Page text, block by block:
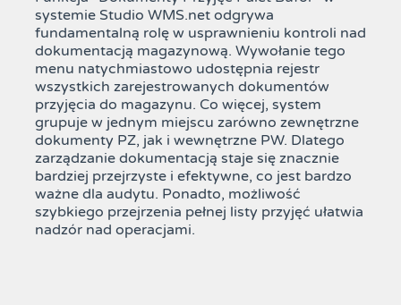
systemie Studio WMS.net odgrywa
fundamentalną rolę w usprawnieniu kontroli nad
dokumentacją magazynową. Wywołanie tego
menu natychmiastowo udostępnia rejestr
wszystkich zarejestrowanych dokumentów
przyjęcia do magazynu. Co więcej, system
grupuje w jednym miejscu zarówno zewnętrzne
dokumenty PZ, jak i wewnętrzne PW. Dlatego
zarządzanie dokumentacją staje się znacznie
bardziej przejrzyste i efektywne, co jest bardzo
ważne dla audytu. Ponadto, możliwość
szybkiego przejrzenia pełnej listy przyjęć ułatwia
nadzór nad operacjami.